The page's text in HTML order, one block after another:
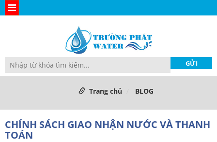
Trang chủ BLOG
CHÍNH SÁCH GIAO NHẬN NƯỚC VÀ THANH
TOÁN